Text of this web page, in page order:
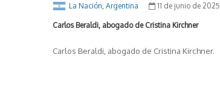
La Nación, Argentina 11 de junio de 2025
Carlos Beraldi, abogado de Cristina Kirchner
Carlos Beraldi, abogado de Cristina Kirchner.